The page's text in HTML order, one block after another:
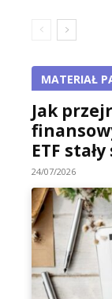
MATERIAŁ
Jak
ETF
24/07/2026